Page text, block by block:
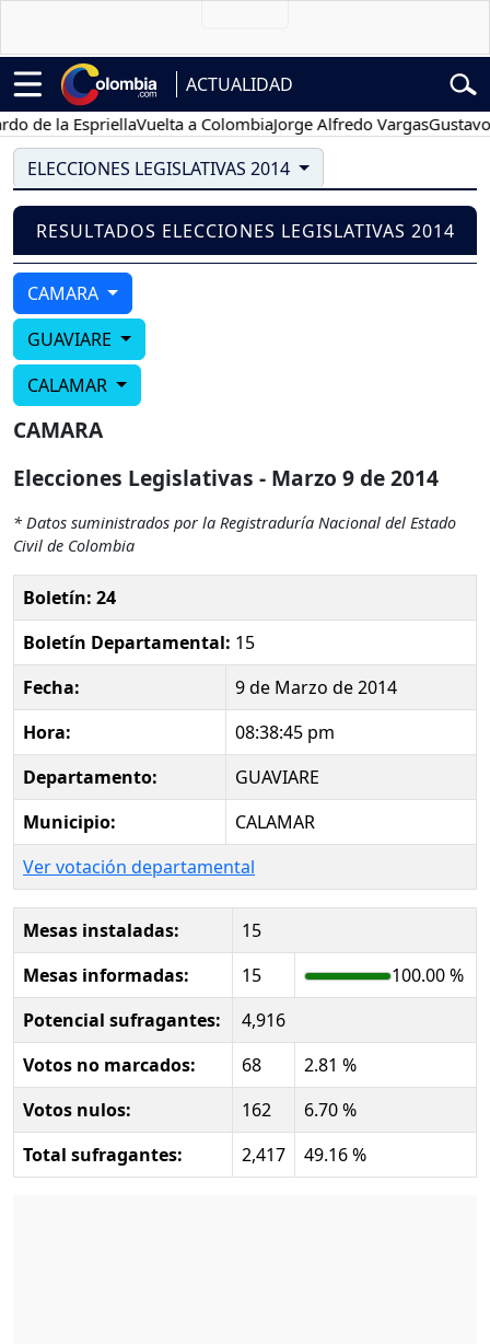
ACTUALIDAD
de la EspriellaVuelta a ColombiaJorge Alfredo VargasGustavo
ELECCIONES LEGISLATIVAS 2014
RESULTADOS ELECCIONES LEGISLATIVAS 2014
CAMARA
GUAVIARE
CALAMAR
CAMARA
Elecciones Legislativas - Marzo 9 de 2014
* Datos suministrados por la Registraduría Nacional del Estado
Civil de Colombia
Boletín: 24
Boletín Departamental: 15
Fecha:
9 de Marzo de 2014
Hora:
08:38:45 pm
Departamento:
GUAVIARE
Municipio:
CALAMAR
Ver votación departamental
Mesas instaladas:
15
Mesas informadas:
15
100.00 %
Potencial sufragantes:
4,916
Votos no marcados:
68
2.81 %
Votos nulos:
162
6.70 %
Total sufragantes:
2,417 49.16 %